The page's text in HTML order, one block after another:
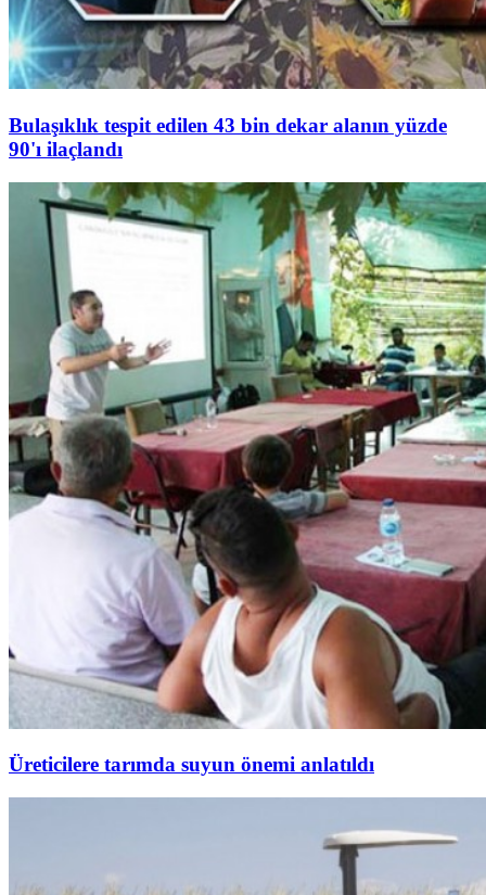
Bulaşıklık tespit edilen 43 bin dekar alanın yüzde
90'ı ilaçlandı
Üreticilere tarımda suyun önemi anlatıldı